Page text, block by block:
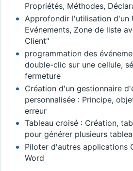
Propriétés, Méthodes,
Approfondir l'utilisation d'un
Evénements, Zone de liste
Client"
programmation des
double-clic sur une cellule,
fermeture
Création d'un gestionnaire
personnalisée : Principe,
erreur
Tableau croisé : Création,
pour générer plusieurs
Piloter d'autres applications
Word